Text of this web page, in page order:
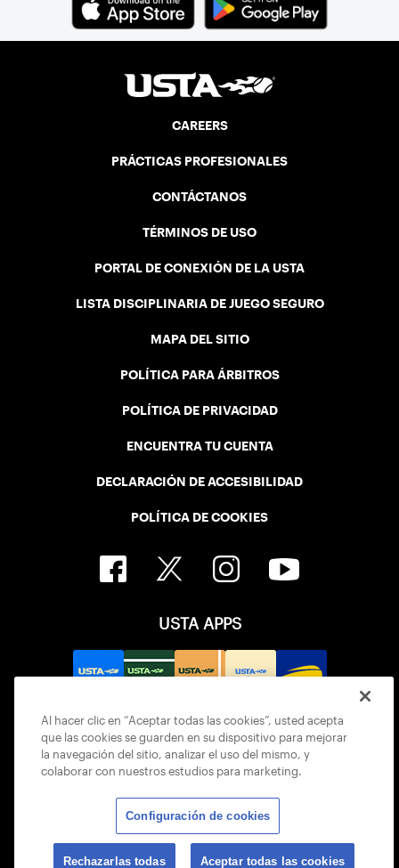
CAREERS
PRÁCTICAS PROFESIONALES
CONTÁCTANOS
TÉRMINOS DE USO
PORTAL DE CONEXIÓN DE LA USTA
LISTA DISCIPLINARIA DE JUEGO SEGURO
MAPA DEL SITIO
POLÍTICA PARA ÁRBITROS
POLÍTICA DE PRIVACIDAD
ENCUENTRA TU CUENTA
DECLARACIÓN DE ACCESIBILIDAD
POLÍTICA DE COOKIES
USTA APPS
© 2026 USTA ALL RIGHTS RESERVED
Al hacer clic en “Aceptar todas las cookies”, usted acepta
que las cookies se guarden en su dispositivo para mejorar
la navegación del sitio, analizar el uso del mismo, y
colaborar con nuestros estudios para marketing.
Configuración de cookies
Rechazarlas todas Aceptar todas las cookies